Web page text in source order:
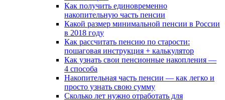
Как получить единовременно
накопительную часть пенсии
Какой размер минимальной пенсии в России
в 2018 году
Как рассчитать пенсию по старости:
пошаговая инструкция + калькулятор
Как узнать свои пенсионные накопления —
4 способа
Накопительная часть пенсии — как легко и
просто узнать свою сумму
Сколько лет нужно отработать для